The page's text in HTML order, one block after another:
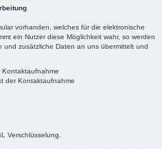
vorhanden, welches für die elektronische
ein Nutzer diese Möglichkeit wahr, so werden
zusätzliche Daten an uns übermittelt und
Kontaktaufnahme
der Kontaktaufnahme
Verschlüsselung.